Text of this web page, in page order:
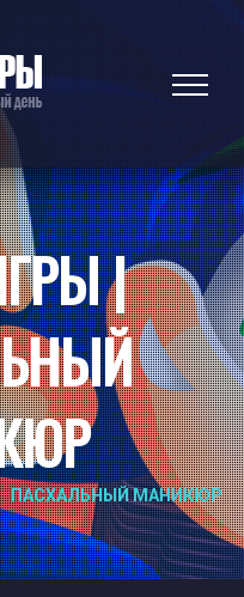
|
ПАСХАЛЬНЫЙ МАНИКЮР